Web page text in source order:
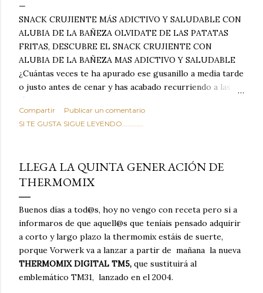
SNACK CRUJIENTE MÁS ADICTIVO Y SALUDABLE CON
ALUBIA DE LA BAÑEZA OLVIDATE DE LAS PATATAS
FRITAS, DESCUBRE EL SNACK CRUJIENTE CON
ALUBIA DE LA BAÑEZA MAS ADICTIVO Y SALUDABLE
¿Cuántas veces te ha apurado ese gusanillo a media tarde
o justo antes de cenar y has acabado recurriendo a las
típicas patatas de bolsa, frutos secos fritos o snacks
ultraprocesados llenos de grasas saturadas y sodio?
Todos hemos estado ahí. Sin embargo, cuidarse no tiene
satisface. Estas alubias crujientes al horno van a cambiar
por completo tu forma de ver las legumbres. Olvídate de
asociar las alubias únicamente a los guisos tradicionales y
copiosos de invierno. Con esta receta simple pero
revolucionaria, transformaremos un ingrediente tan
humilde como la alubia de La Bañeza en un snack ligero,
dorado, cargado de proteína y 100% natural. Es el
sustituto perfecto a los frutos se...
Compartir
Publicar un comentario
SI TE GUSTA SIGUE LEYENDO............
LLEGA LA QUINTA GENERACIÓN DE
THERMOMIX
Buenos días a tod@s, hoy no vengo con receta pero si a
informaros de que aquell@s que teníais pensado adquirir
a corto y largo plazo la thermomix estáis de suerte,
porque Vorwerk va a lanzar a partir de mañana la nueva
THERMOMIX DIGITAL TM5, que sustituirá al
emblemático TM31, lanzado en el 2004.